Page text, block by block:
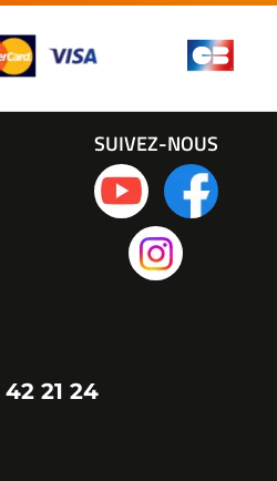
21 24
SUIVEZ-NOUS